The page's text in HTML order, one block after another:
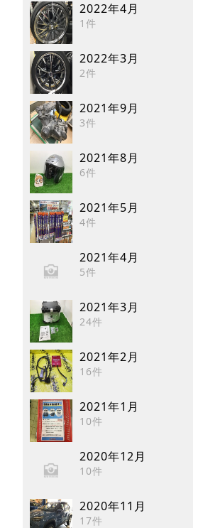
2022年4月
1件
2022年3月
2件
2021年9月
3件
2021年8月
6件
2021年5月
4件
2021年4月
5件
2021年3月
24件
2021年2月
16件
2021年1月
10件
2020年12月
10件
2020年11月
17件